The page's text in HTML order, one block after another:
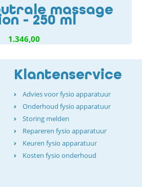
massage
- 250 ml
1.346,00
Klantenservice
Advies voor fysio apparatuur
Onderhoud fysio apparatuur
Storing melden
Repareren fysio apparatuur
Keuren fysio apparatuur
Kosten fysio onderhoud